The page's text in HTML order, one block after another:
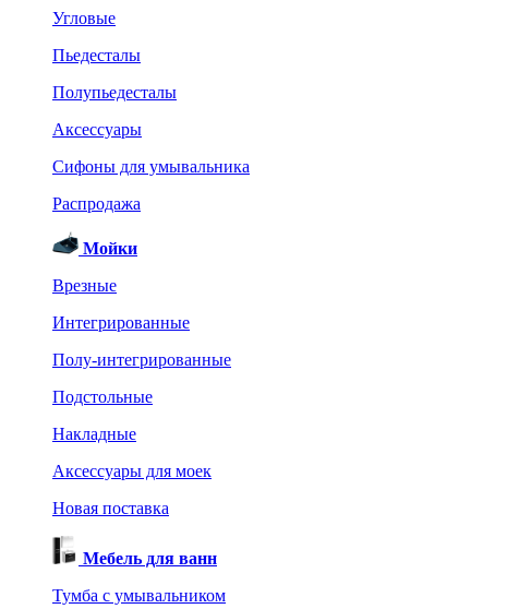
Угловые
Пьедесталы
Полупьедесталы
Аксессуары
Сифоны для умывальника
Распродажа
Мойки
Врезные
Интегрированные
Полу-интегрированные
Подстольные
Накладные
Аксессуары для моек
Новая поставка
Мебель для ванн
Тумба с умывальником